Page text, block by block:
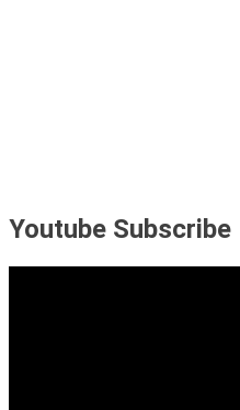
Youtube Subscribe